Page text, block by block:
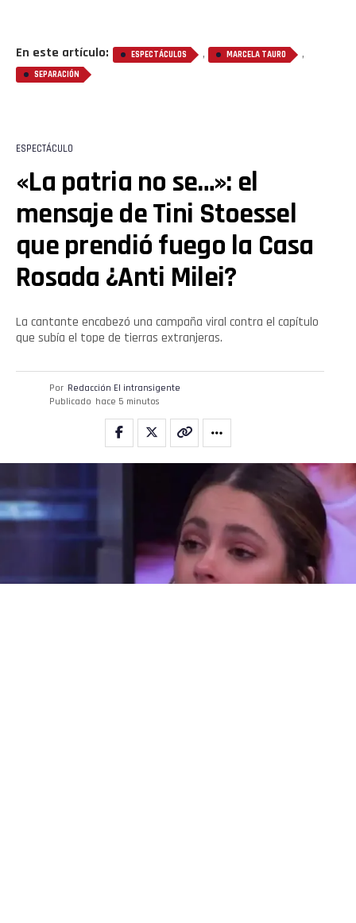
En este artículo: ESPECTÁCULOS , MARCELA TAURO ,
SEPARACIÓN
ESPECTÁCULO
«La patria no se…»: el
mensaje de Tini Stoessel
que prendió fuego la Casa
Rosada ¿Anti Milei?
La cantante encabezó una campaña viral contra el capítulo
que subía el tope de tierras extranjeras.
Por Redacción El intransigente
Publicado hace 5 minutos